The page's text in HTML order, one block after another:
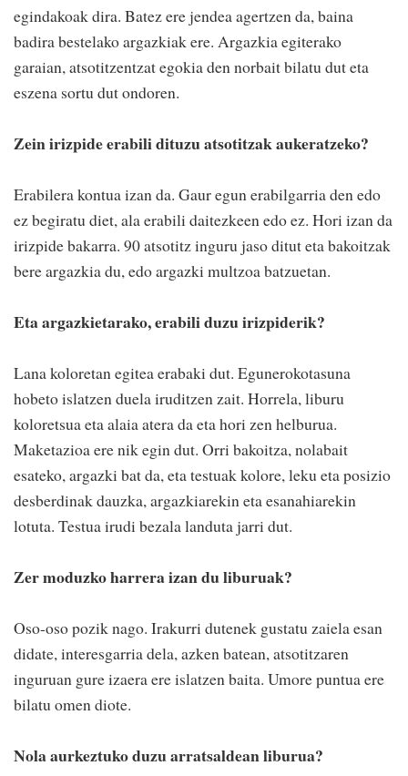
egindakoak dira. Batez ere jendea agertzen da, baina
badira bestelako argazkiak ere. Argazkia egiterako
garaian, atsotitzentzat egokia den norbait bilatu dut eta
eszena sortu dut ondoren.
Zein irizpide erabili dituzu atsotitzak aukeratzeko?
Erabilera kontua izan da. Gaur egun erabilgarria den edo
ez begiratu diet, ala erabili daitezkeen edo ez. Hori izan da
irizpide bakarra. 90 atsotitz inguru jaso ditut eta bakoitzak
bere argazkia du, edo argazki multzoa batzuetan.
Eta argazkietarako, erabili duzu irizpiderik?
Lana koloretan egitea erabaki dut. Egunerokotasuna
hobeto islatzen duela iruditzen zait. Horrela, liburu
koloretsua eta alaia atera da eta hori zen helburua.
Maketazioa ere nik egin dut. Orri bakoitza, nolabait
esateko, argazki bat da, eta testuak kolore, leku eta posizio
desberdinak dauzka, argazkiarekin eta esanahiarekin
lotuta. Testua irudi bezala landuta jarri dut.
Zer moduzko harrera izan du liburuak?
Oso-oso pozik nago. Irakurri dutenek gustatu zaiela esan
didate, interesgarria dela, azken batean, atsotitzaren
inguruan gure izaera ere islatzen baita. Umore puntua ere
bilatu omen diote.
Nola aurkeztuko duzu arratsaldean liburua?